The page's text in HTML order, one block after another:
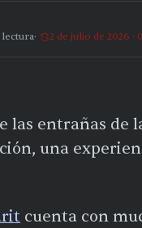
2 de julio de 2026 ·
las entrañas
una
cuenta con